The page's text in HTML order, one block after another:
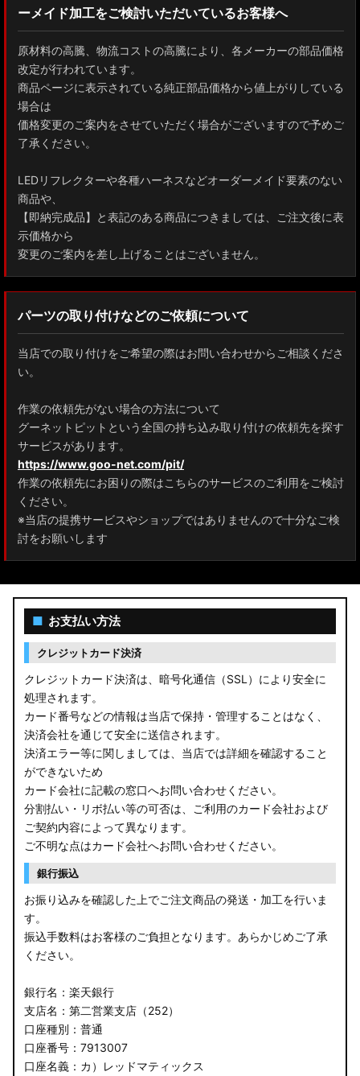
GXPA16 MXPA12 GRヤリス
MXPH10/MXPA10/MXBA10/KSP210 ヤリス
MXPJ10/15 MXPB10/15 ヤリスクロス
ZYX10 NGX50 C-HR
AAHH40W/AAHH45W/TAHA40W ヴェルファイア
AAHH40W/AAHH45W/AGH40W アルファード
AYH30/GGH30/35/AGH30/35 ヴェルファイア
AYH30/GGH30/35/AGH30/35 アルファード
ACR50 エスティマ
ZWR90W/ZWR95W/MZRA90W/MZRA95W ノア/ヴォクシー
ZRR80 ノア/ヴォクシー
NHP17/NSP17NCP17 シエンタ
M900A/M910A ルーミー
A200A/A210A ライズ
E52 エルグランド
T32 エクストレイル
C28 セレナ
B21A デイズルークス
E13 ノート
E12 ノート
B44A/B45A B47A/B48A ルークス ハイウェイスター
JF3/4 N-BOX カスタム
JH3/4 N-WGN
JH1/2 N-WGN
RT5/6 RW1/2 CR-V
RU3/4 ヴェゼル
JW5 S660
ーメイド加工をご検討いただいているお客様へ
原材料の高騰、物流コストの高騰により、各メーカーの部品価格
改定が行われています。
商品ページに表示されている純正部品価格から値上がりしている
場合は
価格変更のご案内をさせていただく場合がございますので予めご
了承ください。
LEDリフレクターや各種ハーネスなどオーダーメイド要素のない
商品や、
【即納完成品】と表記のある商品につきましては、ご注文後に表
示価格から
変更のご案内を差し上げることはございません。
パーツの取り付けなどのご依頼について
当店での取り付けをご希望の際はお問い合わせからご相談くださ
い。
作業の依頼先がない場合の方法について
グーネットピットという全国の持ち込み取り付けの依頼先を探す
サービスがあります。
https://www.goo-net.com/pit/
作業の依頼先にお困りの際はこちらのサービスのご利用をご検討
ください。
※当店の提携サービスやショップではありませんので十分なご検
討をお願いします
■ お支払い方法
クレジットカード決済
クレジットカード決済は、暗号化通信（SSL）により安全に
処理されます。
カード番号などの情報は当店で保持・管理することはなく、
決済会社を通じて安全に送信されます。
決済エラー等に関しましては、当店では詳細を確認すること
ができないため
カード会社に記載の窓口へお問い合わせください。
分割払い・リボ払い等の可否は、ご利用のカード会社および
ご契約内容によって異なります。
ご不明な点はカード会社へお問い合わせください。
銀行振込
お振り込みを確認した上でご注文商品の発送・加工を行いま
す。
振込手数料はお客様のご負担となります。あらかじめご了承
ください。
銀行名：楽天銀行
支店名：第二営業支店（252）
口座種別：普通
口座番号：7913007
口座名義：カ）レッドマティックス